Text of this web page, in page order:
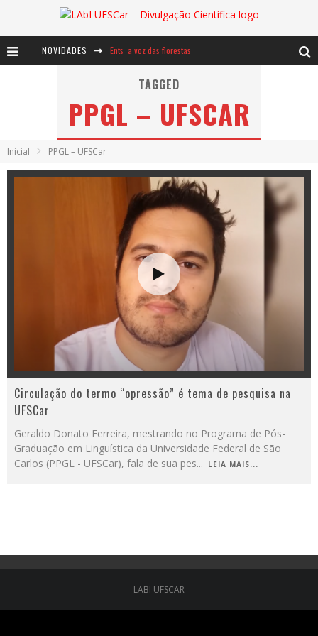
NOVIDADES Ents: a voz das florestas
Notáveis: Bertha Lutz
Baú de Histórias - A jamais imaginada aventura com os moinhos de vento
TAGGED
PPGL – UFSCAR
Inicial PPGL – UFSCar
Circulação do termo “opressão” é tema de pesquisa na
UFSCar
Geraldo Donato Ferreira, mestrando no Programa de Pós-
Graduação em Linguística da Universidade Federal de São
Carlos (PPGL - UFSCar), fala de sua pes... LEIA MAIS...
LABI UFSCAR